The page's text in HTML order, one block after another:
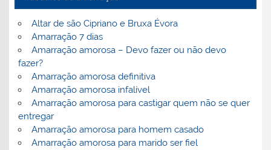
Altar de são Cipriano e Bruxa Évora
Amarração 7 dias
Amarração amorosa – Devo fazer ou não devo
fazer?
Amarração amorosa definitiva
Amarração amorosa infalível
Amarração amorosa para castigar quem não se quer
entregar
Amarração amorosa para homem casado
Amarração amorosa para marido ser fiel